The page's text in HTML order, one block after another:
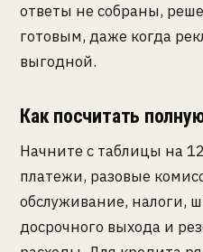
ответы не собраны,
готовым, даже когда
выгодной.
Как посчитать
Начните с таблицы на
платежи, разовые
обслуживание, налоги,
досрочного выхода и